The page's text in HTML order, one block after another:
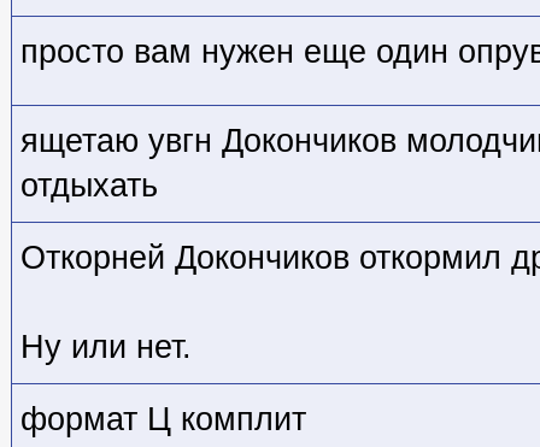
просто вам нужен еще один
ящетаю увгн Докончиков
отдыхать
Откорней Докончиков откормил
Ну или нет.
формат Ц комплит